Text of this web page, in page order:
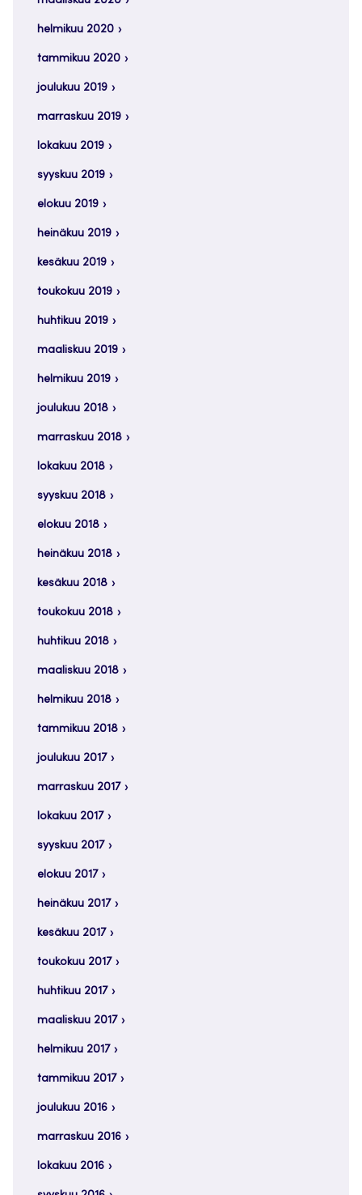
helmikuu 2020
tammikuu 2020
joulukuu 2019
marraskuu 2019
lokakuu 2019
syyskuu 2019
elokuu 2019
heinäkuu 2019
kesäkuu 2019
toukokuu 2019
huhtikuu 2019
maaliskuu 2019
helmikuu 2019
joulukuu 2018
marraskuu 2018
lokakuu 2018
syyskuu 2018
elokuu 2018
heinäkuu 2018
kesäkuu 2018
toukokuu 2018
huhtikuu 2018
maaliskuu 2018
helmikuu 2018
tammikuu 2018
joulukuu 2017
marraskuu 2017
lokakuu 2017
syyskuu 2017
elokuu 2017
heinäkuu 2017
kesäkuu 2017
toukokuu 2017
huhtikuu 2017
maaliskuu 2017
helmikuu 2017
tammikuu 2017
joulukuu 2016
marraskuu 2016
lokakuu 2016